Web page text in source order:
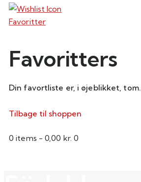
Favoritter
Favoritters
Din favortliste er, i øjeblikket, tom.
Tilbage til shoppen
0 items - 0,00 kr. 0